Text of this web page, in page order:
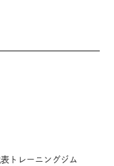
トレーニングジム